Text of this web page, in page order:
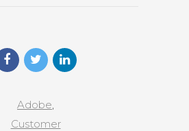
Adobe,
Customer